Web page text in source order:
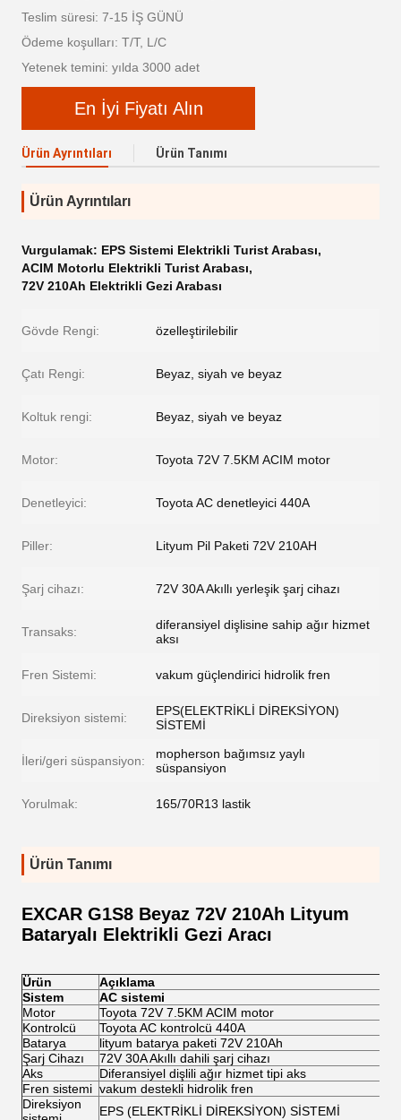
Teslim süresi: 7-15 İŞ GÜNÜ
Ödeme koşulları: T/T, L/C
Yetenek temini: yılda 3000 adet
En İyi Fiyatı Alın
Ürün Ayrıntıları Ürün Tanımı
Ürün Ayrıntıları
Vurgulamak: EPS Sistemi Elektrikli Turist Arabası,
ACIM Motorlu Elektrikli Turist Arabası,
72V 210Ah Elektrikli Gezi Arabası
Gövde Rengi: özelleştirilebilir
Çatı Rengi: Beyaz, siyah ve beyaz
Koltuk rengi: Beyaz, siyah ve beyaz
Motor: Toyota 72V 7.5KM ACIM motor
Denetleyici: Toyota AC denetleyici 440A
Piller: Lityum Pil Paketi 72V 210AH
Şarj cihazı: 72V 30A Akıllı yerleşik şarj cihazı
Transaks:
diferansiyel dişlisine sahip ağır hizmet
aksı
Fren Sistemi: vakum güçlendirici hidrolik fren
Direksiyon sistemi:
EPS(ELEKTRİKLİ DİREKSİYON)
SİSTEMİ
İleri/geri süspansiyon:
mopherson bağımsız yaylı
süspansiyon
Yorulmak: 165/70R13 lastik
Ürün Tanımı
EXCAR G1S8 Beyaz 72V 210Ah Lityum
Bataryalı Elektrikli Gezi Aracı
Ürün
Açıklama
Sistem
AC sistemi
Motor
Toyota 72V 7.5KM ACIM motor
Kontrolcü
Toyota AC kontrolcü 440A
Batarya
lityum batarya paketi 72V 210Ah
Şarj Cihazı
72V 30A Akıllı dahili şarj cihazı
Aks
Diferansiyel dişlili ağır hizmet tipi aks
Fren sistemi vakum destekli hidrolik fren
Direksiyon
EPS (ELEKTRİKLİ DİREKSİYON) SİSTEMİ